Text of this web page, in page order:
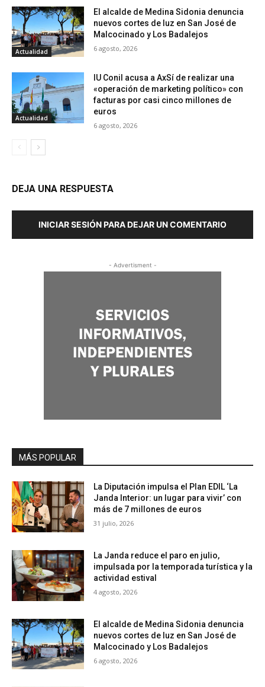
Actualidad
El alcalde de Medina Sidonia denuncia
nuevos cortes de luz en San José de
Malcocinado y Los Badalejos
6 agosto, 2026
Actualidad
IU Conil acusa a AxSí de realizar una
«operación de marketing político» con
facturas por casi cinco millones de
euros
6 agosto, 2026
DEJA UNA RESPUESTA
INICIAR SESIÓN PARA DEJAR UN COMENTARIO
- Advertisment -
MÁS POPULAR
La Diputación impulsa el Plan EDIL ‘La
Janda Interior: un lugar para vivir’ con
más de 7 millones de euros
31 julio, 2026
La Janda reduce el paro en julio,
impulsada por la temporada turística y la
actividad estival
4 agosto, 2026
El alcalde de Medina Sidonia denuncia
nuevos cortes de luz en San José de
Malcocinado y Los Badalejos
6 agosto, 2026